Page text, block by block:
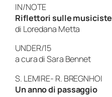
IN/NOTE
Riflettori sulle musiciste
di Loredana Metta
UNDER/15
a cura di Sara Bennet
S. LEMIRE- R. BREGNHOI
Un anno di passaggio